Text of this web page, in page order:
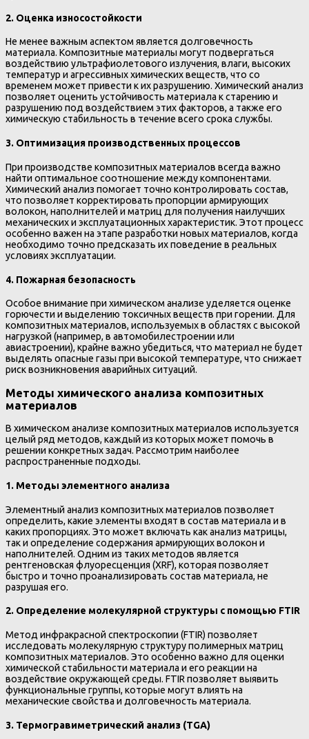
2. Оценка износостойкости
Не менее важным аспектом является долговечность
материала. Композитные материалы могут подвергаться
воздействию ультрафиолетового излучения, влаги, высоких
температур и агрессивных химических веществ, что со
временем может привести к их разрушению. Химический анализ
позволяет оценить устойчивость материала к старению и
разрушению под воздействием этих факторов, а также его
химическую стабильность в течение всего срока службы.
3. Оптимизация производственных процессов
При производстве композитных материалов всегда важно
найти оптимальное соотношение между компонентами.
Химический анализ помогает точно контролировать состав,
что позволяет корректировать пропорции армирующих
волокон, наполнителей и матриц для получения наилучших
механических и эксплуатационных характеристик. Этот процесс
особенно важен на этапе разработки новых материалов, когда
необходимо точно предсказать их поведение в реальных
условиях эксплуатации.
4. Пожарная безопасность
Особое внимание при химическом анализе уделяется оценке
горючести и выделению токсичных веществ при горении. Для
композитных материалов, используемых в областях с высокой
нагрузкой (например, в автомобилестроении или
авиастроении), крайне важно убедиться, что материал не будет
выделять опасные газы при высокой температуре, что снижает
риск возникновения аварийных ситуаций.
Методы химического анализа композитных
материалов
В химическом анализе композитных материалов используется
целый ряд методов, каждый из которых может помочь в
решении конкретных задач. Рассмотрим наиболее
распространенные подходы.
1. Методы элементного анализа
Элементный анализ композитных материалов позволяет
определить, какие элементы входят в состав материала и в
каких пропорциях. Это может включать как анализ матрицы,
так и определение содержания армирующих волокон и
наполнителей. Одним из таких методов является
рентгеновская флуоресценция (XRF), которая позволяет
быстро и точно проанализировать состав материала, не
разрушая его.
2. Определение молекулярной структуры с помощью FTIR
Метод инфракрасной спектроскопии (FTIR) позволяет
исследовать молекулярную структуру полимерных матриц
композитных материалов. Это особенно важно для оценки
химической стабильности материала и его реакции на
воздействие окружающей среды. FTIR позволяет выявить
функциональные группы, которые могут влиять на
механические свойства и долговечность материала.
3. Термогравиметрический анализ (TGA)